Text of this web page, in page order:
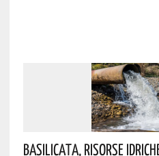
Basilicata, Risorse